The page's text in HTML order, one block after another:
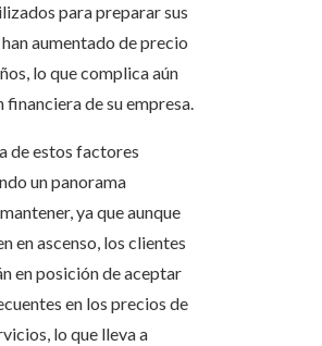
para preparar sus
aumentado de precio
lo que complica aún
financiera de su empresa.
de estos factores
un panorama
ya que aunque
en ascenso, los clientes
en posición de aceptar
en los precios de
lo que lleva a